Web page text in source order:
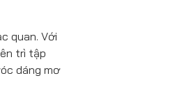
quan. Với
trì tập
dáng mơ